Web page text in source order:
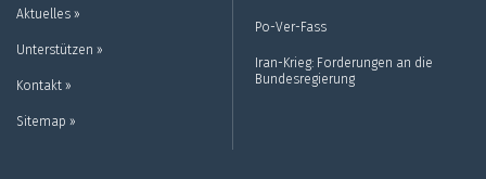
Aktuelles ››
Unterstützen ››
Kontakt ››
Sitemap ››
Po-Ver-Fass
Iran-Krieg: Forderungen an die
Bundesregierung